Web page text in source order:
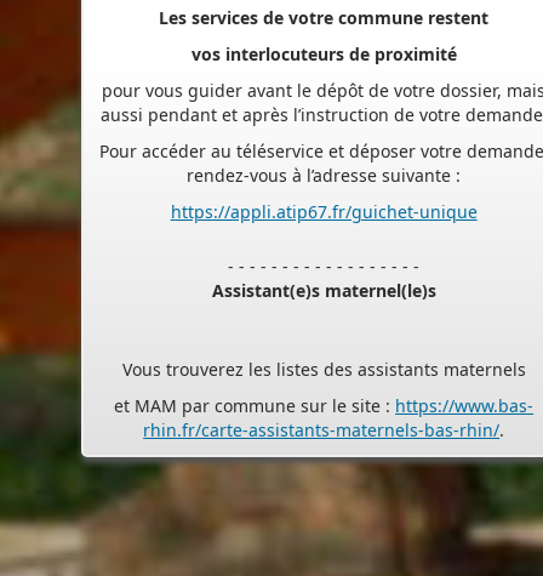
aussi pendant et après l’instruction de votre demande.
Pour accéder au téléservice et déposer votre demande,
rendez-vous à l’adresse suivante :
https://appli.atip67.fr/guichet-unique
- - - - - - - - - - - - - - - - - -
rhin.fr/carte-assistants-maternels-bas-rhin/.
Il est mis à jour tous les vendredis.
Le sitehttps://monenfant.fr/de la CAF présente les
disponibilités des assistants maternels.
- - - - - - - - - - - - - - - - - -